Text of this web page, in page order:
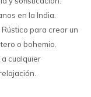
en la India.
para crear un
o bohemio.
cualquier